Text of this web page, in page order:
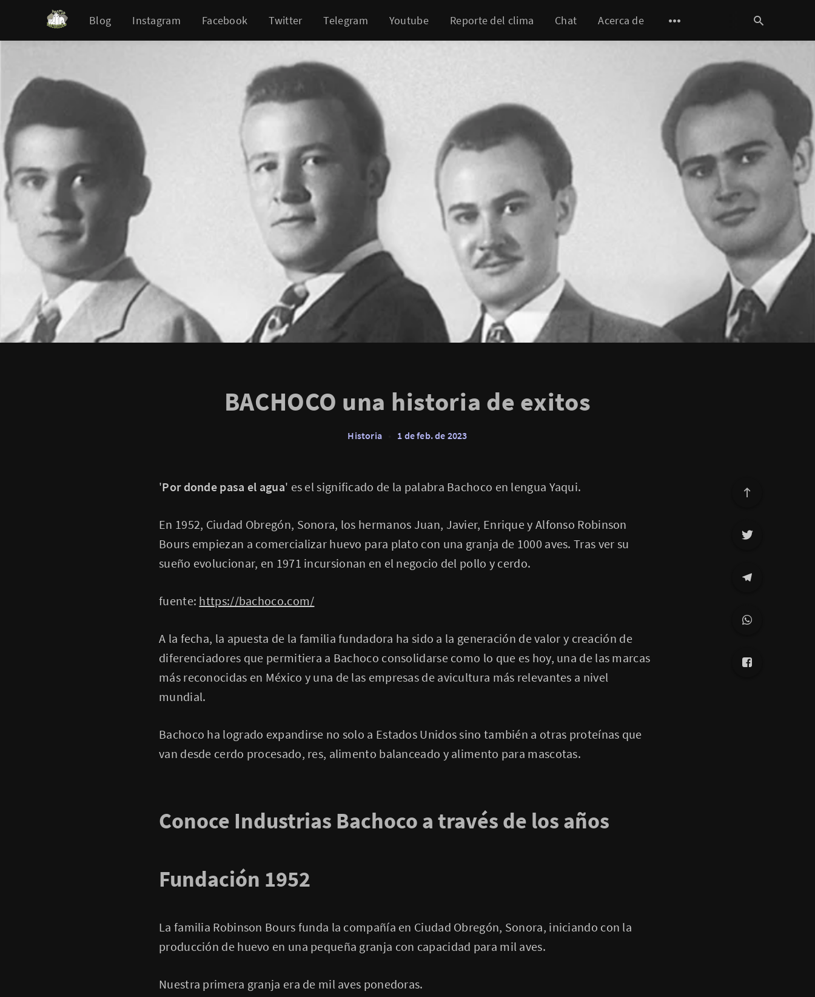
Blog Instagram Facebook Twitter Telegram Youtube Reporte del clima Chat Acerca de
BACHOCO una historia de exitos
Historia 1 de feb. de 2023
'Por donde pasa el agua' es el significado de la palabra Bachoco en lengua Yaqui.
En 1952, Ciudad Obregón, Sonora, los hermanos Juan, Javier, Enrique y Alfonso Robinson
Bours empiezan a comercializar huevo para plato con una granja de 1000 aves. Tras ver su
sueño evolucionar, en 1971 incursionan en el negocio del pollo y cerdo.
fuente: https://bachoco.com/
A la fecha, la apuesta de la familia fundadora ha sido a la generación de valor y creación de
diferenciadores que permitiera a Bachoco consolidarse como lo que es hoy, una de las marcas
más reconocidas en México y una de las empresas de avicultura más relevantes a nivel
mundial.
Bachoco ha logrado expandirse no solo a Estados Unidos sino también a otras proteínas que
van desde cerdo procesado, res, alimento balanceado y alimento para mascotas.
Conoce Industrias Bachoco a través de los años
Fundación 1952
La familia Robinson Bours funda la compañía en Ciudad Obregón, Sonora, iniciando con la
producción de huevo en una pequeña granja con capacidad para mil aves.
Nuestra primera granja era de mil aves ponedoras.